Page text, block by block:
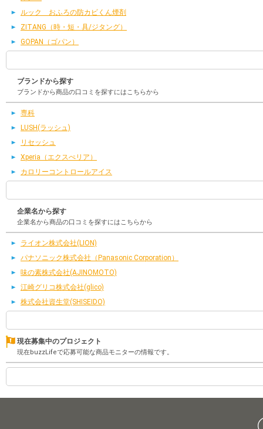
ルック おふろの防カビくん煙剤
ZITANG（時・短・具/ジタング）
GOPAN（ゴパン）
ブランドから探す
ブランドから商品の口コミを探すにはこちらから
専科
LUSH(ラッシュ)
リセッシュ
Xperia（エクスぺリア）
カロリーコントロールアイス
企業名から探す
企業名から商品の口コミを探すにはこちらから
ライオン株式会社(LION)
パナソニック株式会社（Panasonic Corporation）
味の素株式会社(AJINOMOTO)
江崎グリコ株式会社(glico)
株式会社資生堂(SHISEIDO)
現在募集中のプロジェクト
現在buzzLifeで応募可能な商品モニターの情報です。